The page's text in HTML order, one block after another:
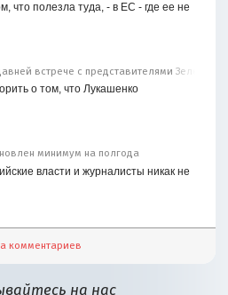
полезла туда, - в ЕС - где ее не
встрече с представителями
о том, что Лукашенко
минимум на полгода
власти и журналисты никак не
комментариев
на нас